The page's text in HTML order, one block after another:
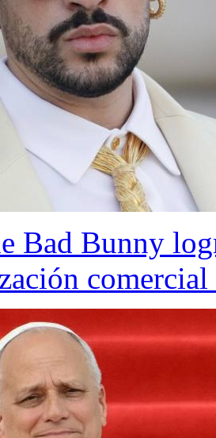
Bad Bunny
comercial